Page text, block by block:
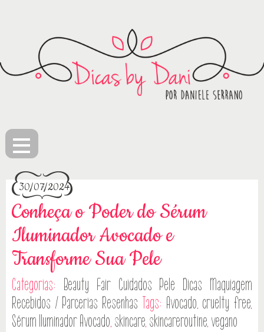
≡
30/07/2024
Conheça o Poder do Sérum
Iluminador Avocado e
Transforme Sua Pele
Categorias: Beauty Fair Cuidados Pele Dicas Maquiagem
Recebidos / Parcerias Resenhas Tags: Avocado, cruelty free,
Sérum Iluminador Avocado, skincare, skincareroutine,vegano